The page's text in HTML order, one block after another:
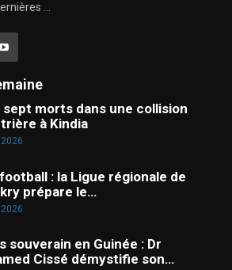
...
sept morts dans une collision
à Kindia
: la Ligue régionale de
prépare le…
souverain en Guinée : Dr
Cissé démystifie son…